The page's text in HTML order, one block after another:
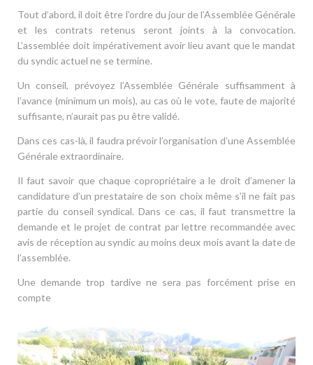
Tout d’abord, il doit être l’ordre du jour de l’Assemblée Générale
et les contrats retenus seront joints à la convocation.
L’assemblée doit impérativement avoir lieu avant que le mandat
du syndic actuel ne se termine.
Un conseil, prévoyez l’Assemblée Générale suffisamment à
l’avance (minimum un mois), au cas où le vote, faute de majorité
suffisante, n’aurait pas pu être validé.
Dans ces cas-là, il faudra prévoir l’organisation d’une Assemblée
Générale extraordinaire.
Il faut savoir que chaque copropriétaire a le droit d’amener la
candidature d’un prestataire de son choix même s’il ne fait pas
partie du conseil syndical. Dans ce cas, il faut transmettre la
demande et le projet de contrat par lettre recommandée avec
avis de réception au syndic au moins deux mois avant la date de
l’assemblée.
Une demande trop tardive ne sera pas forcément prise en
compte